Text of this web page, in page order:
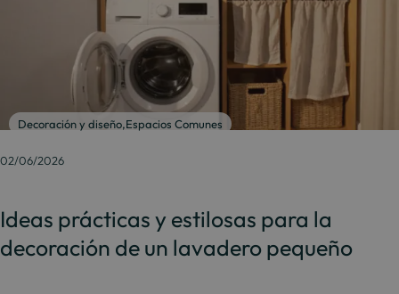
Decoración y diseño,Espacios Comunes
02/06/2026
Ideas prácticas y estilosas para la
decoración de un lavadero pequeño